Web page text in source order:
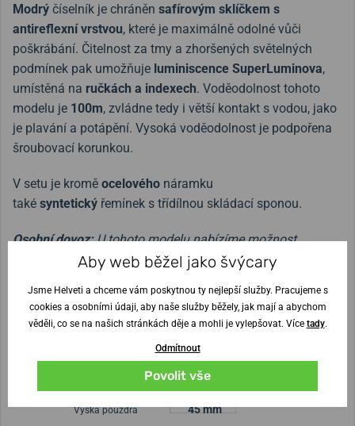
Modrý číselník je chráněn safírovým sklíčkem s
antireflexní vrstvou, které je maximálně odolné vůči
poškrábání. Čitelnost za tmy a zhoršených světelných
podmínek pak umožňuje luminiscence SuperLuminova,
umístěná na ručkách a indexech. Voděodolnost tohoto
modelu je 100m, zvládne tedy i větší kontakt s vodou, jako
je plavání a potápění. Vysoká voděodolnost je podpořena
šroubovací korunkou.
V setu je kromě ocelového náramku
také syntetický řemínek s třídílnou skládací sponou.
Osobní dovoz:U tohoto modelu nabízíme možnost
osobního dovozu (Praha a Středočeský kraj) hodinek
objednávky, ozveme se vám.Více informací zde.
Výška pouzdra 45 mm
Aby web běžel jako švýcary
Jsme Helveti a chceme vám poskytnou ty nejlepší služby. Pracujeme s
cookies a osobními údaji, aby naše služby běžely, jak mají a abychom
věděli, co se na našich stránkách děje a mohli je vylepšovat. Více tady.
Odmítnout
Povolit vše